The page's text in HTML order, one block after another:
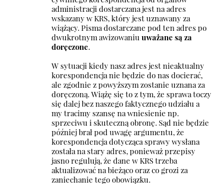
administracji dostarczana jest na adres
wskazany w KRS, który jest uznawany za
wiążący. Pisma dostarczane pod ten adres po
dwukrotnym awizowaniu uważane są za
doręczone.
W sytuacji kiedy nasz adres jest nieaktualny
korespondencja nie będzie do nas docierać,
ale zgodnie z powyższym zostanie uznana za
doręczoną. Wiążę się to z tym, że sprawa toczy
się dalej bez naszego faktycznego udziału a
my tracimy szansę na wniesienie np.
sprzeciwu i skuteczną obronę. Sąd nie będzie
później brał pod uwagę argumentu, że
korespondencja dotycząca sprawy wysłana
została na stary adres, ponieważ przepisy
jasno regulują, że dane w KRS trzeba
aktualizować na bieżąco oraz co grozi za
zaniechanie tego obowiązku.